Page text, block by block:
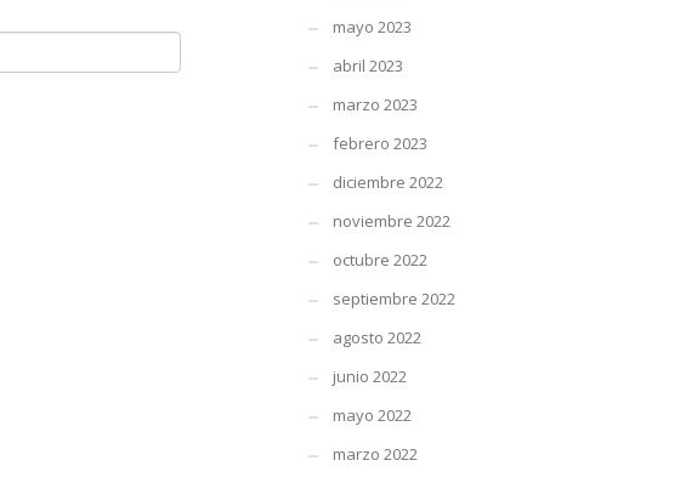
mayo 2023
abril 2023
marzo 2023
febrero 2023
diciembre 2022
noviembre 2022
octubre 2022
septiembre 2022
agosto 2022
junio 2022
mayo 2022
marzo 2022